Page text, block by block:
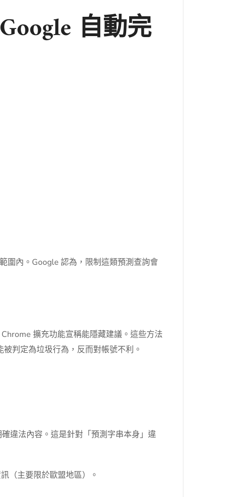
自動完
圍內。Google 認為，限制這類預測查詢會
擴充功能宣稱能隱藏建議。這些方法
判定為垃圾行為，反而對帳號不利。
違法內容。這是針對「預測字串本身」違
（主要限於歐盟地區）。